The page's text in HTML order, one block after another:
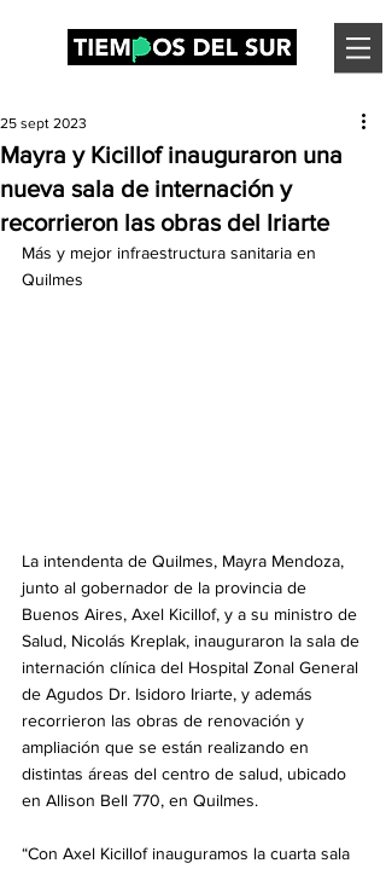
Mayra y Kicillof inauguraron una
nueva sala de internación y
recorrieron las obras del Iriarte
25 sept 2023
Más y mejor infraestructura sanitaria en
Quilmes
La intendenta de Quilmes, Mayra Mendoza,
junto al gobernador de la provincia de
Buenos Aires, Axel Kicillof, y a su ministro de
Salud, Nicolás Kreplak, inauguraron la sala de
internación clínica del Hospital Zonal General
de Agudos Dr. Isidoro Iriarte, y además
recorrieron las obras de renovación y
ampliación que se están realizando en
distintas áreas del centro de salud, ubicado
en Allison Bell 770, en Quilmes.
“Con Axel Kicillof inauguramos la cuarta sala